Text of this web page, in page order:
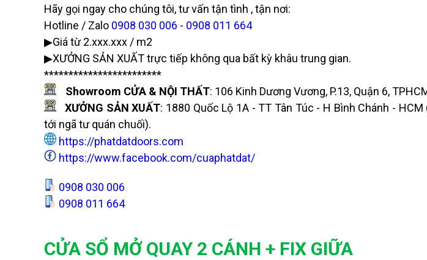
Hãy gọi ngay cho chúng tôi, tư vấn tận tình , tận nơi:
Hotline / Zalo 0908 030 006 - 0908 011 664
▶Giá từ 2.xxx.xxx / m2
▶XƯỞNG SẢN XUẤT trực tiếp không qua bất kỳ khâu trung gian.
************************
Showroom CỬA & NỘI THẤT: 106 Kinh Dương Vương, P.13, Quận 6,
XƯỞNG SẢN XUẤT: 1880 Quốc Lộ 1A - TT Tân Túc - H Bình Chánh -
tới ngã tư quán chuối).
https://phatdatdoors.com
https://www.facebook.com/cuaphatdat/
0908 030 006
0908 011 664
CỬA SỔ MỞ QUAY 2 CÁNH + FIX GIỮA